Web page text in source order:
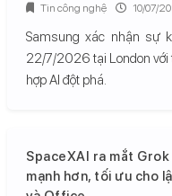
Samsung xác nhận sự
22/7/2026 tại London với
hợp AI đột phá.
Tin công nghệ 10/07/
SpaceXAI ra mắt
mạnh hơn, tối ưu cho